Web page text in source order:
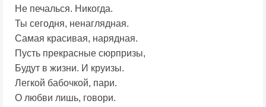
Не печалься. Никогда.
Ты сегодня, ненаглядная.
Самая красивая, нарядная.
Пусть прекрасные сюрпризы,
Будут в жизни. И круизы.
Легкой бабочкой, пари.
О любви лишь, говори.